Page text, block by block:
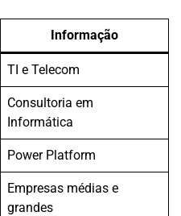
Informação
TI e Telecom
Consultoria em
Informática
Power Platform
Empresas médias e
grandes